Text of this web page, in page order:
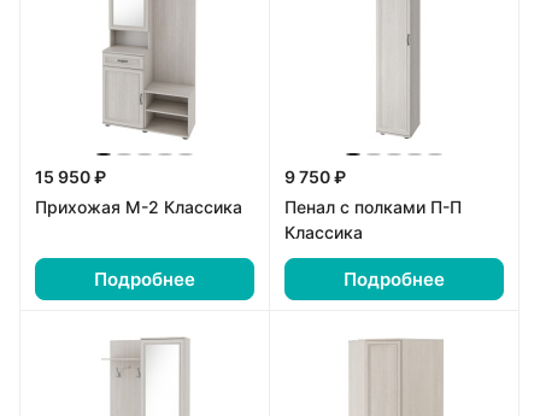
15 950 ₽
Прихожая М-2 Классика
Подробнее
9 750 ₽
Пенал с полками П-П
Классика
Подробнее